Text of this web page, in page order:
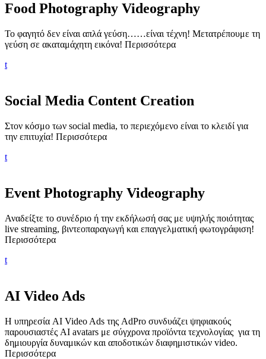
Food Photography Videography
Το φαγητό δεν είναι απλά γεύση……είναι τέχνη! Μετατρέπουμε τη
γεύση σε ακαταμάχητη εικόνα! Περισσότερα
t
Social Media Content Creation
Στον κόσμο των social media, το περιεχόμενο είναι το κλειδί για
την επιτυχία! Περισσότερα
t
Event Photography Videography
Αναδείξτε το συνέδριο ή την εκδήλωσή σας με υψηλής ποιότητας
live streaming, βιντεοπαραγωγή και επαγγελματική φωτογράφιση!
Περισσότερα
t
AI Video Ads
Η υπηρεσία AI Video Ads της AdPro συνδυάζει ψηφιακούς
παρουσιαστές AI avatars με σύγχρονα προϊόντα τεχνολογίας για τη
δημιουργία δυναμικών και αποδοτικών διαφημιστικών video.
Περισσότερα